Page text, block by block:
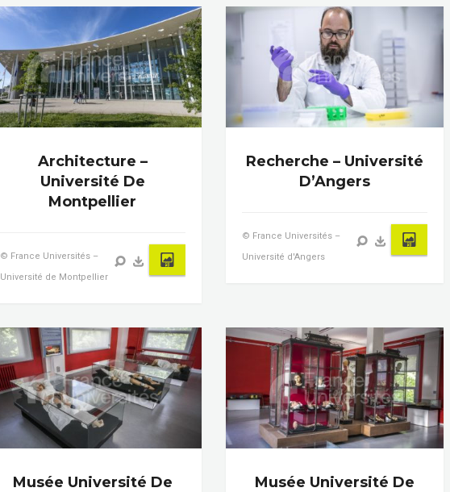
Architecture –
Université De
Montpellier
© France Universités –
Université de Montpellier
Recherche – Université
D’Angers
© France Universités –
Université d'Angers
Musée Université De
Musée Université De